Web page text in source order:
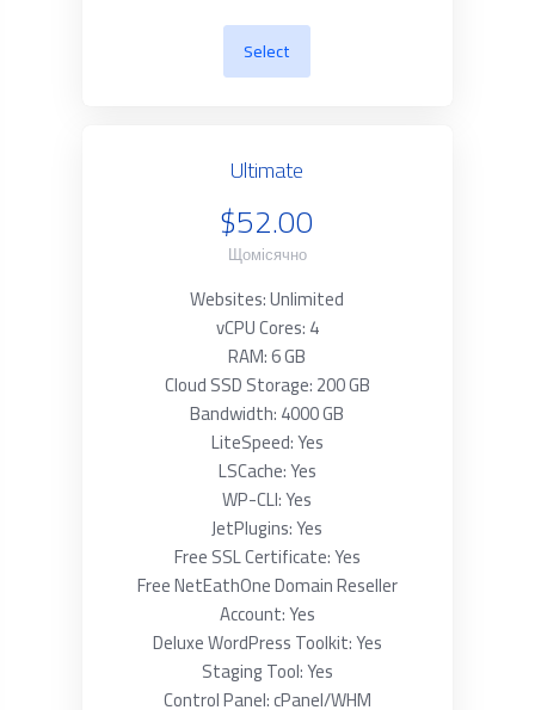
Select
Ultimate
$52.00
Щомісячно
Websites: Unlimited
vCPU Cores: 4
RAM: 6 GB
Cloud SSD Storage: 200 GB
Bandwidth: 4000 GB
LiteSpeed: Yes
LSCache: Yes
WP-CLI: Yes
JetPlugins: Yes
Free SSL Certificate: Yes
Free NetEathOne Domain Reseller
Account: Yes
Deluxe WordPress Toolkit: Yes
Staging Tool: Yes
Control Panel: cPanel/WHM